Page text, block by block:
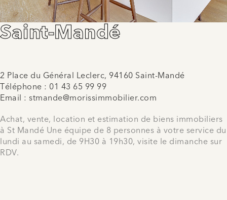
Saint-Mandé
2 Place du Général Leclerc, 94160 Saint-Mandé
Téléphone : 01 43 65 99 99
Email : stmande@morissimmobilier.com
Achat, vente, location et estimation de biens immobiliers
à St Mandé Une équipe de 8 personnes à votre service du
lundi au samedi, de 9H30 à 19h30, visite le dimanche sur
RDV.